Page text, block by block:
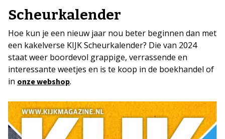
Scheurkalender
Hoe kun je een nieuw jaar nou beter beginnen dan met
een kakelverse KIJK Scheurkalender? Die van 2024
staat weer boordevol grappige, verrassende en
interessante weetjes en is te koop in de boekhandel of
in onze webshop.